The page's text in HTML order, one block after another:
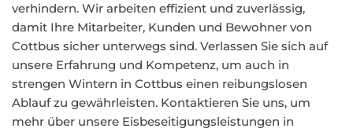
verhindern. Wir arbeiten effizient und zuverlässig,
damit Ihre Mitarbeiter, Kunden und Bewohner von
Cottbus sicher unterwegs sind. Verlassen Sie sich auf
unsere Erfahrung und Kompetenz, um auch in
strengen Wintern in Cottbus einen reibungslosen
Ablauf zu gewährleisten. Kontaktieren Sie uns, um
mehr über unsere Eisbeseitigungsleistungen in